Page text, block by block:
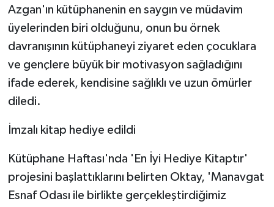
Azgan'ın kütüphanenin en saygın ve müdavim
üyelerinden biri olduğunu, onun bu örnek
davranışının kütüphaneyi ziyaret eden çocuklara
ve gençlere büyük bir motivasyon sağladığını
ifade ederek, kendisine sağlıklı ve uzun ömürler
diledi.
İmzalı kitap hediye edildi
Kütüphane Haftası'nda 'En İyi Hediye Kitaptır'
projesini başlattıklarını belirten Oktay, 'Manavgat
Esnaf Odası ile birlikte gerçekleştirdiğimiz